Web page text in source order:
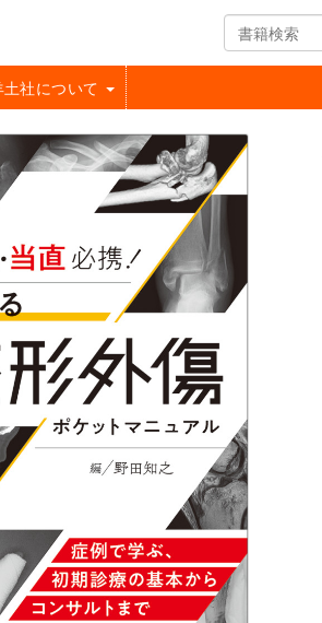
土社について